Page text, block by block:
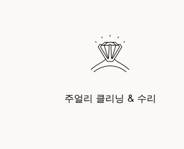
주얼리 클리닝 & 수리